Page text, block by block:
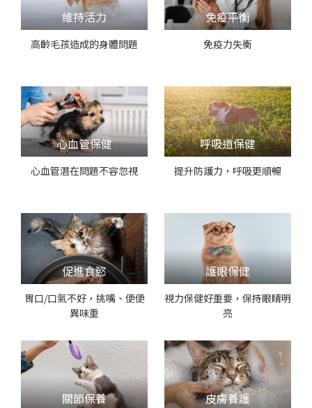
維持活力
高齡毛孩造成的身體問題
免疫平衡
免疫力失衡
心血管保健
心血管潛在問題不容忽視
呼吸道保健
提升防護力，呼吸更順暢
促進食慾
胃口/口氣不好，挑嘴、便便
異味重
護眼保健
視力保健好重要，保持眼睛明
亮
關節保養 皮膚養護